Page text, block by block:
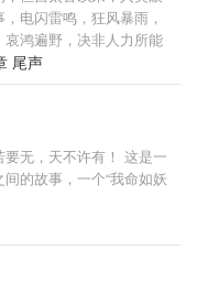
》《寸芒》《星峰传
！
电闪雷鸣，狂风暴雨，
鸿遍野，决非人力所能
上，有诸般神灵，九幽
堂。于是神仙之说，流
叩拜，向着自己臆想创
福诉苦，香火鼎盛……
退避......
尾声
无，天不许有！ 这是一
的故事，一个“我命如妖